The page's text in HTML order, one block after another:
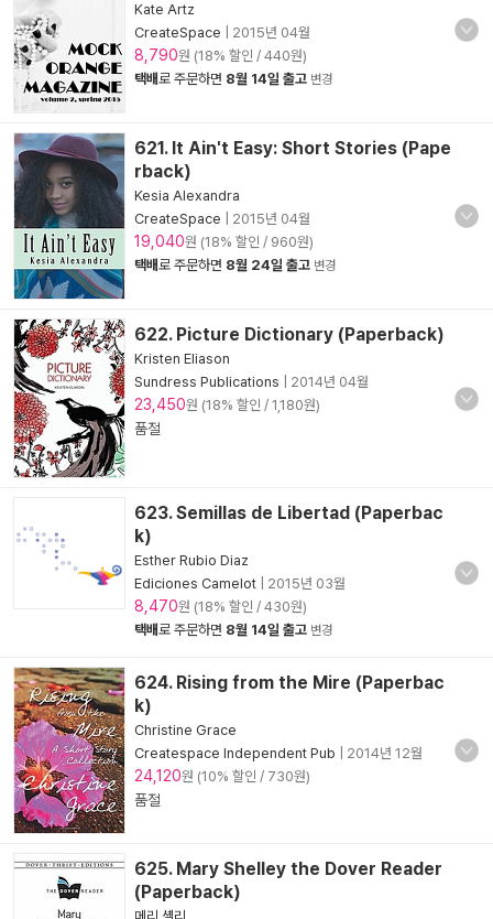
Kate Artz
CreateSpace
2015년 04월
8,790원 (18% 할인 / 440원)
택배로 주문하면 8월 14일 출고 변경
621. It Ain't Easy: Short Stories (Pape
rback)
Kesia Alexandra
CreateSpace
2015년 04월
19,040원 (18% 할인 / 960원)
택배로 주문하면 8월 24일 출고 변경
622. Picture Dictionary (Paperback)
Kristen Eliason
Sundress Publications
2014년 04월
23,450원 (18% 할인 / 1,180원)
품절
623. Semillas de Libertad (Paperbac
k)
Esther Rubio Diaz
Ediciones Camelot
2015년 03월
8,470원 (18% 할인 / 430원)
택배로 주문하면 8월 14일 출고 변경
624. Rising from the Mire (Paperbac
k)
Christine Grace
Createspace Independent Pub
2014년 12월
24,120원 (10% 할인 / 730원)
품절
625. Mary Shelley the Dover Reader
(Paperback)